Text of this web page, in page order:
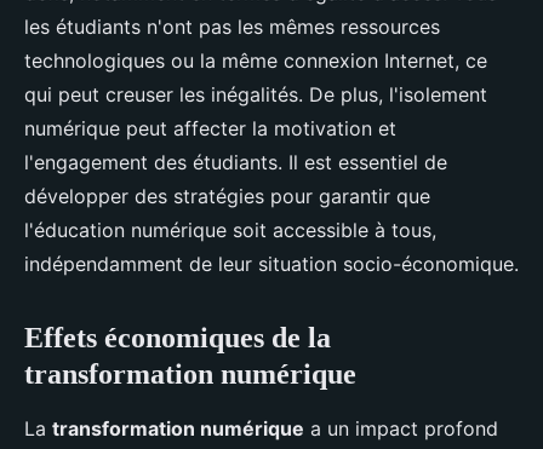
les étudiants n'ont pas les mêmes ressources
technologiques ou la même connexion Internet, ce
qui peut creuser les inégalités. De plus, l'isolement
numérique peut affecter la motivation et
l'engagement des étudiants. Il est essentiel de
développer des stratégies pour garantir que
l'éducation numérique soit accessible à tous,
indépendamment de leur situation socio-économique.
Effets économiques de la
transformation numérique
La transformation numérique a un impact profond